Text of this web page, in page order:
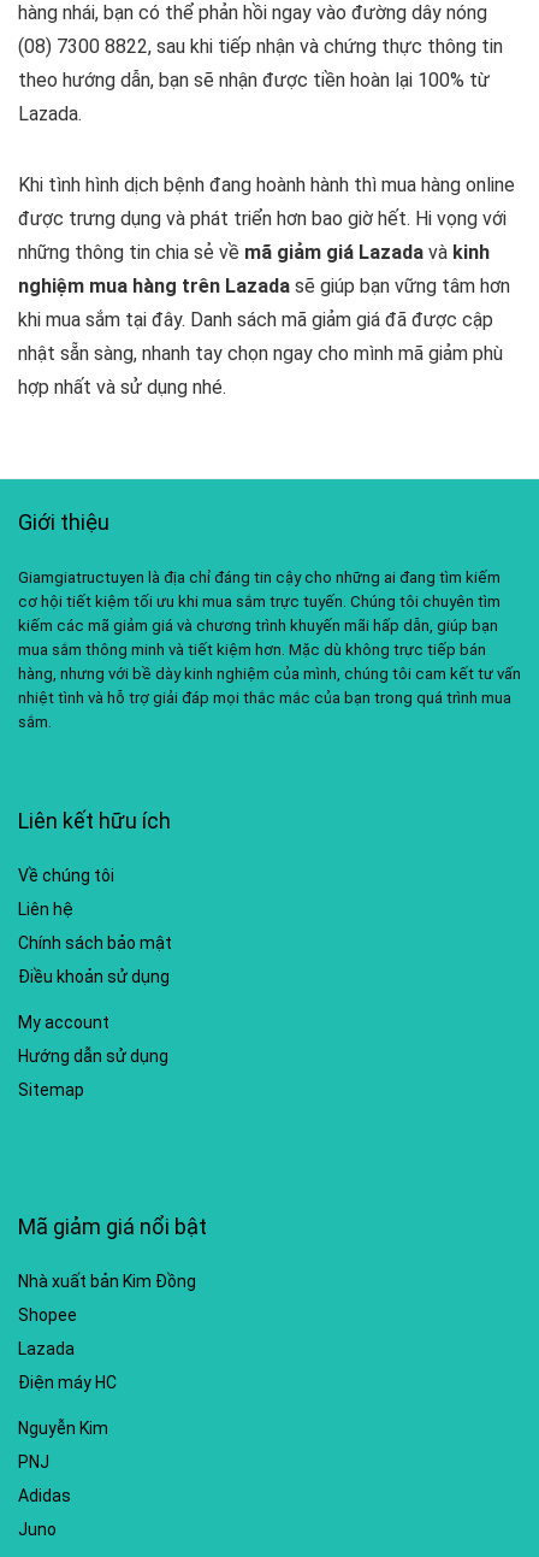
hàng nhái, bạn có thể phản hồi ngay vào đường dây nóng
(08) 7300 8822, sau khi tiếp nhận và chứng thực thông tin
theo hướng dẫn, bạn sẽ nhận được tiền hoàn lại 100% từ
Lazada.
Khi tình hình dịch bệnh đang hoành hành thì mua hàng online
được trưng dụng và phát triển hơn bao giờ hết. Hi vọng với
những thông tin chia sẻ về mã giảm giá Lazada và kinh
nghiệm mua hàng trên Lazada sẽ giúp bạn vững tâm hơn
khi mua sắm tại đây. Danh sách mã giảm giá đã được cập
nhật sẵn sàng, nhanh tay chọn ngay cho mình mã giảm phù
hợp nhất và sử dụng nhé.
Giới thiệu
Giamgiatructuyen là địa chỉ đáng tin cậy cho những ai đang tìm kiếm
cơ hội tiết kiệm tối ưu khi mua sắm trực tuyến. Chúng tôi chuyên tìm
kiếm các mã giảm giá và chương trình khuyến mãi hấp dẫn, giúp bạn
mua sắm thông minh và tiết kiệm hơn. Mặc dù không trực tiếp bán
hàng, nhưng với bề dày kinh nghiệm của mình, chúng tôi cam kết tư vấn
nhiệt tình và hỗ trợ giải đáp mọi thắc mắc của bạn trong quá trình mua
sắm.
Liên kết hữu ích
Về chúng tôi
Liên hệ
Chính sách bảo mật
Điều khoản sử dụng
My account
Hướng dẫn sử dụng
Sitemap
Mã giảm giá nổi bật
Nhà xuất bản Kim Đồng
Shopee
Lazada
Điện máy HC
Nguyễn Kim
PNJ
Adidas
Juno